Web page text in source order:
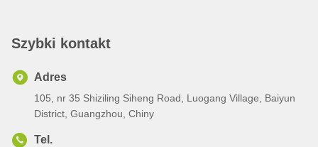
Szybki kontakt
Adres
105, nr 35 Shiziling Siheng Road, Luogang Village, Baiyun
District, Guangzhou, Chiny
Tel.